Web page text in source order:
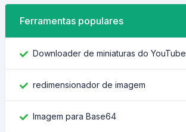
Ferramentas populares
Downloader de miniaturas do YouTube
redimensionador de imagem
Imagem para Base64